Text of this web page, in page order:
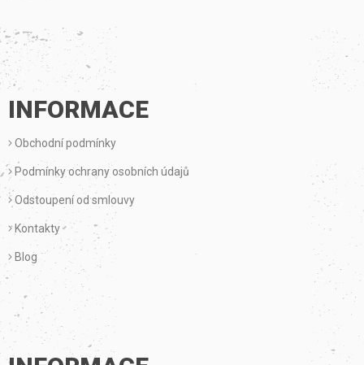
Z
Á
P
T
Í
INFORMACE
Obchodní podmínky
Podmínky ochrany osobních údajů
Odstoupení od smlouvy
Kontakty
Blog